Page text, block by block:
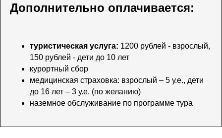
Дополнительно оплачивается:
туристическая услуга: 1200 рублей - взрослый,
150 рублей - дети до 10 лет
курортный сбор
медицинская страховка: взрослый – 5 у.е., дети
до 16 лет – 3 у.е. (по желанию)
наземное обслуживание по программе тура